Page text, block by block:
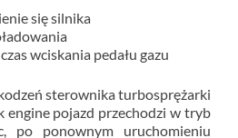
się silnika
wciskania pedału gazu
sterownika turbosprężarki
engine pojazd przechodzi w tryb
po ponownym uruchomieniu